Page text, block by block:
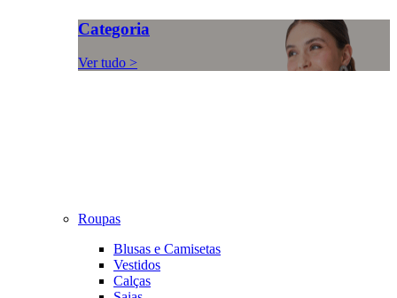
Categoria
Ver tudo >
Roupas
Blusas e Camisetas
Vestidos
Calças